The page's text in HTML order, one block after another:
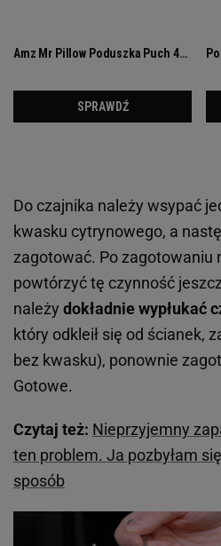
Do czajnika należy wsypać
kwasku cytrynowego, a
zagotować. Po zagotowaniu
powtórzyć tę czynność
należy dokładnie wypłukać
który odkleił się od ścianek,
bez kwasku), ponownie
Gotowe.
Czytaj też: Nieprzyjemny
ten problem. Ja pozbyłam
sposób